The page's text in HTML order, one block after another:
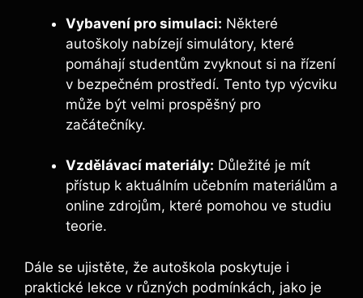
Vybavení pro simulaci: Některé
autoškoly nabízejí simulátory, které
pomáhají studentům zvyknout si na řízení
v bezpečném prostředí. Tento typ výcviku
může být velmi prospěšný pro
začátečníky.
Vzdělávací materiály: Důležité je mít
přístup k aktuálním učebním materiálům a
online zdrojům, které pomohou ve studiu
teorie.
Dále se ujistěte, že autoškola poskytuje i
praktické lekce v různých podmínkách, jako je